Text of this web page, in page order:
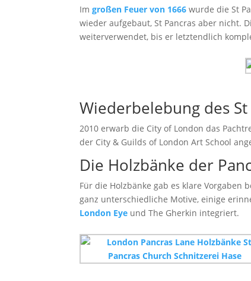
Imgroßen Feuer von 1666 wurde die St
wieder aufgebaut, St Pancras aber nicht.
weiterverwendet, bis er letztendlich
Wiederbelebung des
2010 erwarb die City of London das
der City & Guilds of London Art School
Die Holzbänke der
Für die Holzbänke gab es klare
ganz unterschiedliche Motive, einige
London Eye und The Gherkin integriert.